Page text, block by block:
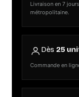
Livraison en 7
métropolitaine.
Dès 25
Commande en